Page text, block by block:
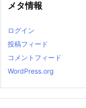
メタ情報
ログイン
投稿フィード
コメントフィード
WordPress.org